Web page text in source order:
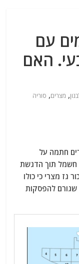
עם
האם
, מצרים, סוריה
חתמה על
חשמל תוך הדגשת
גז מצרי כי כולו
שגורם להפסקות